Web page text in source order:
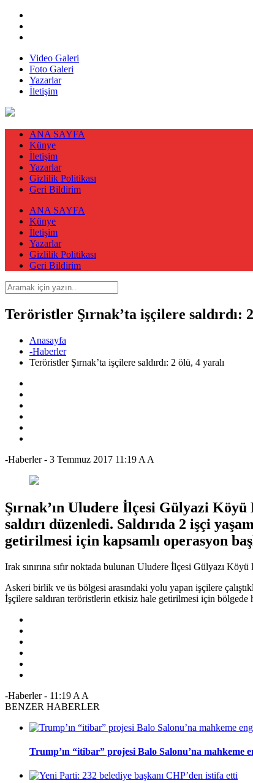
Video Galeri
Foto Galeri
Yazarlar
İletişim
ANA SAYFA
Künye
İletişim
Yazarlar
Gizlilik Politikası
Geri Bildirim
ANA SAYFA
Künye
İletişim
Yazarlar
Gizlilik Politikası
Geri Bildirim
Teröristler Şırnak’ta işçilere saldırdı:
Anasayfa
-Haberler
Teröristler Şırnak’ta işçilere saldırdı: 2 ölü, 4 yaralı
-Haberler- 3 Temmuz 2017 11:19 A A
Şırnak’ın Uludere İlçesi Gülyazi
saldırı düzenledi. Saldırıda 2 işçi
getirilmesi için kapsamlı operasyon
Irak sınırına sıfır noktada bulunan Uludere İlçesi Gülyazı
Askeri birlik ve üs bölgesi arasındaki yolu yapan işçilere
İşçilere saldıran teröristlerin etkisiz hale getirilmesi için bölgede
-Haberler- 11:19 A A
BENZER HABERLER
Trump’ın “itibar” projesi Balo Salonu’na mahkeme